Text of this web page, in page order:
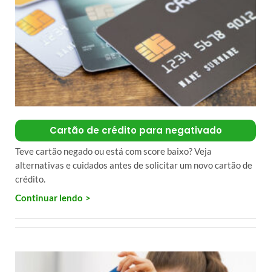
Cartão de crédito para negativado
Teve cartão negado ou está com score baixo? Veja
alternativas e cuidados antes de solicitar um novo cartão de
crédito.
Continuar lendo